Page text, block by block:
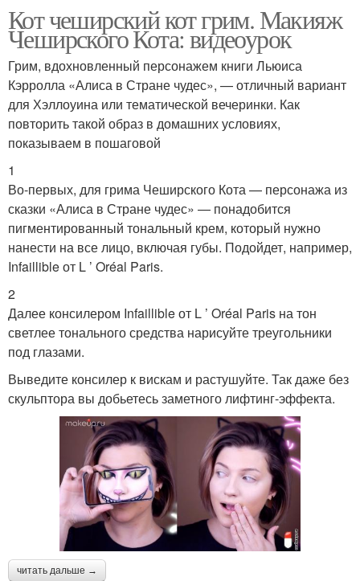
Кот чеширский кот грим. Макияж
Чеширского Кота: видеоурок
Грим, вдохновленный персонажем книги Льюиса
Кэрролла «Алиса в Стране чудес», — отличный вариант
для Хэллоуина или тематической вечеринки. Как
повторить такой образ в домашних условиях,
показываем в пошаговой
1
Во-первых, для грима Чеширского Кота — персонажа из
сказки «Алиса в Стране чудес» — понадобится
пигментированный тональный крем, который нужно
нанести на все лицо, включая губы. Подойдет, например,
Infaillible от L ’ Oréal Paris.
2
Далее консилером Infaillible от L ’ Oréal Paris на тон
светлее тонального средства нарисуйте треугольники
под глазами.
Выведите консилер к вискам и растушуйте. Так даже без
скульптора вы добьетесь заметного лифтинг-эффекта.
читать дальше →